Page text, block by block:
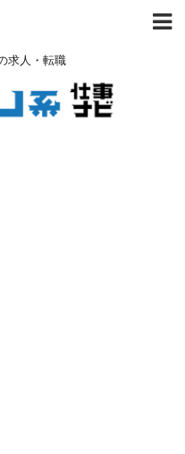
求人・転職